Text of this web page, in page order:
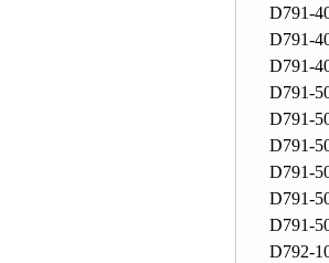
D791-
D791-
D791-
D791-
D791-
D791-
D791-
D791-
D791-
D792-